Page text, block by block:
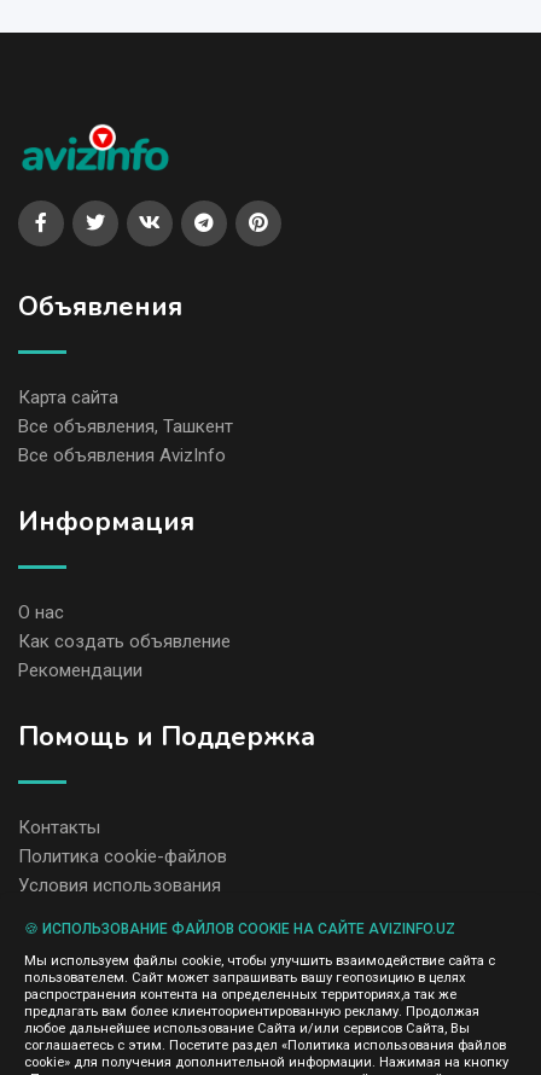
Объявления
Карта сайта
Все объявления, Ташкент
Все объявления AvizInfo
Информация
О нас
Как создать объявление
Рекомендации
Помощь и Поддержка
Контакты
Политика cookie-файлов
Условия использования
содержание размещенных объявлений.
Мы ценим конфиденциальность наших пользователей. Мы не
передаем и не продаем личную информацию зарегистрированных
пользователей AvizInfo.uz третьим лицам. Мы не отвечаем за
правила конфиденциальности сайтов на которые ссылается
AvizInfo.uz. На некоторых страницах нашего сайта представлена
🍪 ИСПОЛЬЗОВАНИЕ ФАЙЛОВ COOKIE НА САЙТЕ AVIZINFO.UZ
Мы используем файлы cookie, чтобы улучшить взаимодействие сайта с
пользователем. Сайт может запрашивать вашу геопозицию в целях
распространения контента на определенных территориях,а так же
предлагать вам более клиентоориентированную рекламу. Продолжая
любое дальнейшее использование Сайта и/или сервисов Сайта, Вы
соглашаетесь с этим. Посетите раздел «Политика использования файлов
cookie» для получения дополнительной информации. Нажимая на кнопку